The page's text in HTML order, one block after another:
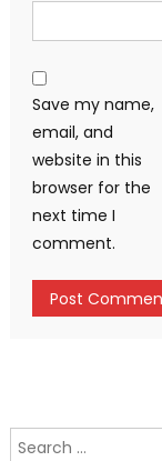
Save my name,
email, and
website in this
browser for the
next time I
comment.
Search